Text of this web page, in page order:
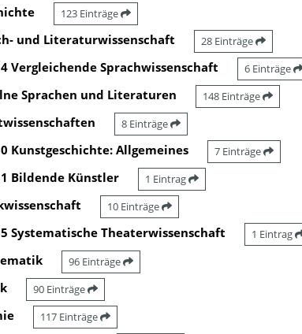
123 Einträge
und Literaturwissenschaft 28 Einträge
Vergleichende Sprachwissenschaft 6 Einträge
Sprachen und Literaturen 148 Einträge
8 Einträge
Kunstgeschichte: Allgemeines 7 Einträge
Bildende Künstler 1 Eintrag
10 Einträge
Systematische Theaterwissenschaft 1 Eintrag
96 Einträge
90 Einträge
117 Einträge